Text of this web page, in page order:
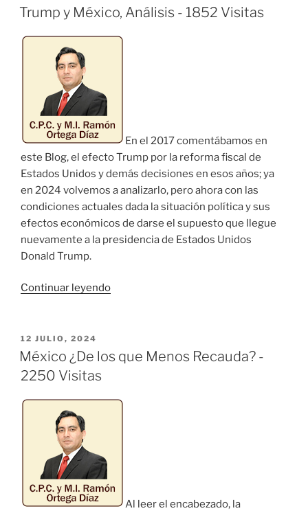
EL
Trump y México, Análisis - 1852 Visitas
En el 2017 comentábamos en
este Blog, el efecto Trump por la reforma fiscal de
Estados Unidos y demás decisiones en esos años; ya
en 2024 volvemos a analizarlo, pero ahora con las
condiciones actuales dada la situación política y sus
efectos económicos de darse el supuesto que llegue
nuevamente a la presidencia de Estados Unidos
Donald Trump.
Continuar leyendo«Trump
PUBLICADO
EL
12 JULIO, 2024
México ¿De los que Menos Recauda? -
2250 Visitas
Al leer el encabezado, la